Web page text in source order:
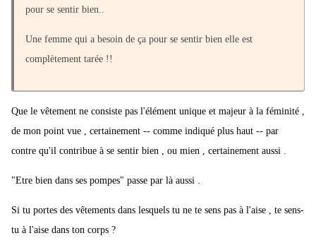
pour se sentir bien..
Une femme qui a besoin de ça pour se sentir bien elle est
complètement tarée !!
Que le vêtement ne consiste pas l'élément unique et majeur à la féminité ,
de mon point vue , certainement -- comme indiqué plus haut -- par
contre qu'il contribue à se sentir bien , ou mien , certainement aussi .
"Etre bien dans ses pompes" passe par là aussi .
Si tu portes des vêtements dans lesquels tu ne te sens pas à l'aise , te sens-
tu à l'aise dans ton corps ?